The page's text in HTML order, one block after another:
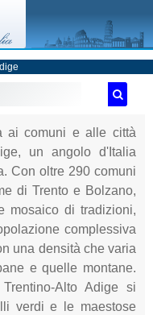
ai comuni e alle città
un angolo d'Italia
Con oltre 290 comuni
di Trento e Bolzano,
mosaico di tradizioni,
complessiva
una densità che varia
e quelle montane.
Alto Adige si
verdi e le maestose